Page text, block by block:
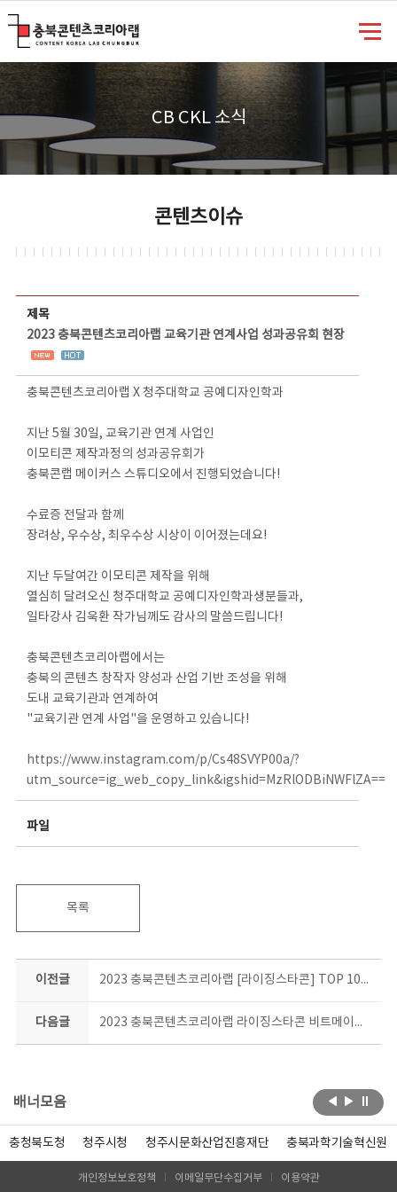
CB CKL 소식
콘텐츠이슈
제목
2023 충북콘텐츠코리아랩 교육기관 연계사업 성과공유회 현장
충북콘텐츠코리아랩 X 청주대학교 공예디자인학과
지난 5월 30일, 교육기관 연계 사업인
이모티콘 제작과정의 성과공유회가
충북콘랩 메이커스 스튜디오에서 진행되었습니다!
수료증 전달과 함께
장려상, 우수상, 최우수상 시상이 이어졌는데요!
지난 두달여간 이모티콘 제작을 위해
열심히 달려오신 청주대학교 공예디자인학과생분들과,
일타강사 김욱환 작가님께도 감사의 말씀드립니다!
충북콘텐츠코리아랩에서는
충북의 콘텐츠 창작자 양성과 산업 기반 조성을 위해
도내 교육기관과 연계하여
"교육기관 연계 사업"을 운영하고 있습니다!
https://www.instagram.com/p/Cs48SVYP00a/?
utm_source=ig_web_copy_link&igshid=MzRlODBiNWFlZA==
파일
목록
이전글 2023 충북콘텐츠코리아랩 [라이징스타콘] TOP 10은 과연 누구?!
다음글 2023 충북콘텐츠코리아랩 라이징스타콘 비트메이킹 기초과정 결과공유회 현장!
배너모음
충청북도청 청주시청 청주시문화산업진흥재단 충북과학기술혁신원
개인정보보호정책 이메일무단수집거부 이용약관